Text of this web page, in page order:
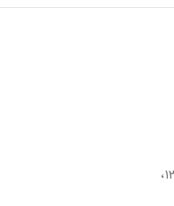
نشانی: تهران، خیابان ایرانشهر شمالی، پلاک 139،